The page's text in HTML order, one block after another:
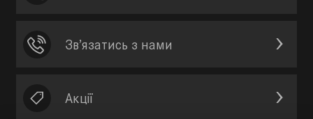
Зв’язатись з нами
Акції